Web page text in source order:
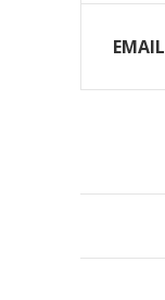
EMAIL